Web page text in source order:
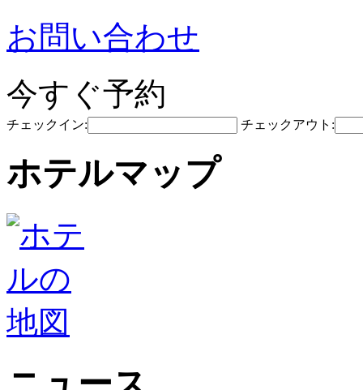
お問い合わせ
今すぐ予約
チェックイン: チェックアウト:
ホテルマップ